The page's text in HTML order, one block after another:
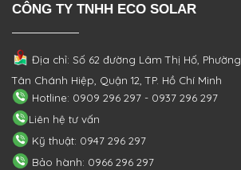
CÔNG TY TNHH ECO SOLAR
Địa chỉ: Số 62 đường Lâm Thị Hố, Phường
Tân Chánh Hiệp, Quận 12, TP. Hồ Chí Minh
Hotline: 0909 296 297 - 0937 296 297
Liên hệ tư vấn
Kỹ thuật: 0947 296 297
Bảo hành: 0966 296 297